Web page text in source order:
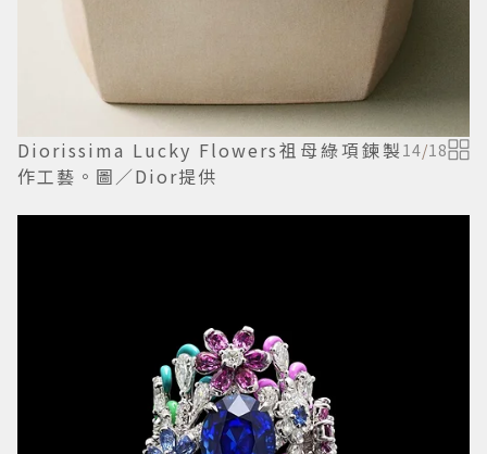
Diorissima Lucky Flowers祖母綠項鍊製
作工藝。圖／Dior提供
14/18